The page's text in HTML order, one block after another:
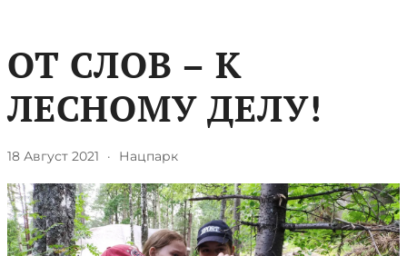
​ОТ СЛОВ – К
ЛЕСНОМУ ДЕЛУ!
18 Август 2021 · Нацпарк